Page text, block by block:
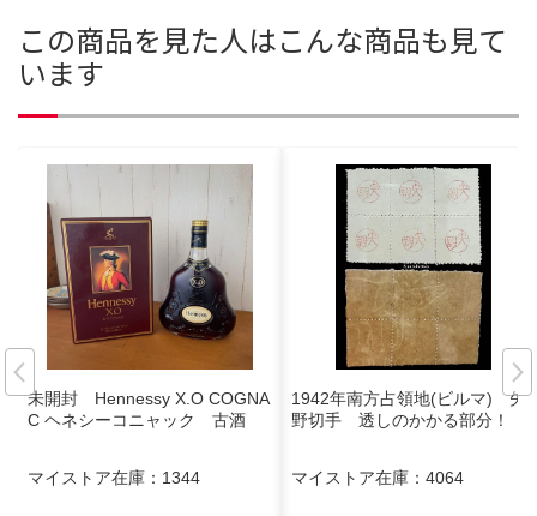
この商品を見た人はこんな商品も見て
います
未開封 Hennessy X.O COGNA
C ヘネシーコニャック 古酒
マイストア在庫： 1344
1942年南方占領地(ビルマ) 矢
野切手 透しのかかる部分！
マイストア在庫： 4064